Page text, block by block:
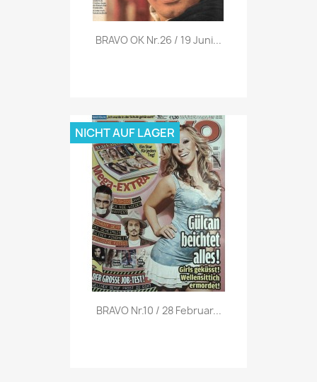
Vorschau
BRAVO OK Nr.26 / 19 Juni...
Vorschau
BRAVO Nr.10 / 28 Februar...
NICHT AUF LAGER